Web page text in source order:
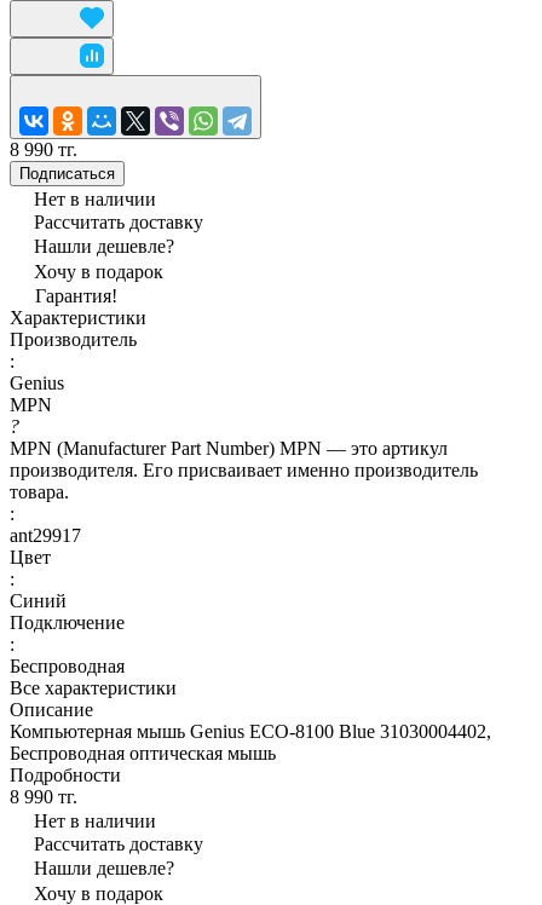
8 990 тг.
Подписаться
Нет в наличии
Рассчитать доставку
Нашли дешевле?
Хочу в подарок
Гарантия!
Характеристики
Производитель
:
Genius
MPN
?
MPN (Manufacturer Part Number) MPN — это артикул
производителя. Его присваивает именно производитель
товара.
:
ant29917
Цвет
:
Синий
Подключение
:
Беспроводная
Все характеристики
Описание
Компьютерная мышь Genius ECO-8100 Blue 31030004402,
Беспроводная оптическая мышь
Подробности
8 990 тг.
Нет в наличии
Рассчитать доставку
Нашли дешевле?
Хочу в подарок